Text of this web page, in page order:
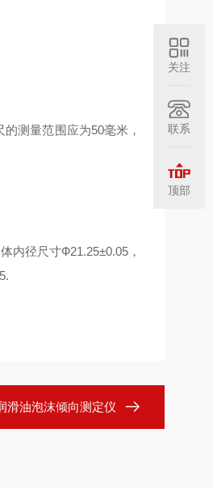
测量范围应为50毫米，
内径尺寸Ф21.25±0.05，
滑油泡沫倾向测定仪
关注
联系
顶部